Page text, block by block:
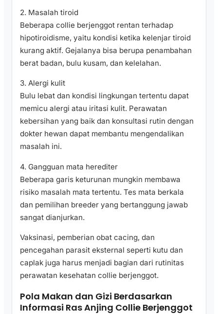
2. Masalah tiroid
Beberapa collie berjenggot rentan terhadap
hipotiroidisme, yaitu kondisi ketika kelenjar tiroid
kurang aktif. Gejalanya bisa berupa penambahan
berat badan, bulu kusam, dan kelelahan.
3. Alergi kulit
Bulu lebat dan kondisi lingkungan tertentu dapat
memicu alergi atau iritasi kulit. Perawatan
kebersihan yang baik dan konsultasi rutin dengan
dokter hewan dapat membantu mengendalikan
masalah ini.
4. Gangguan mata herediter
Beberapa garis keturunan mungkin membawa
risiko masalah mata tertentu. Tes mata berkala
dan pemilihan breeder yang bertanggung jawab
sangat dianjurkan.
Vaksinasi, pemberian obat cacing, dan
pencegahan parasit eksternal seperti kutu dan
caplak juga harus menjadi bagian dari rutinitas
perawatan kesehatan collie berjenggot.
Pola Makan dan Gizi Berdasarkan
Informasi Ras Anjing Collie Berjenggot